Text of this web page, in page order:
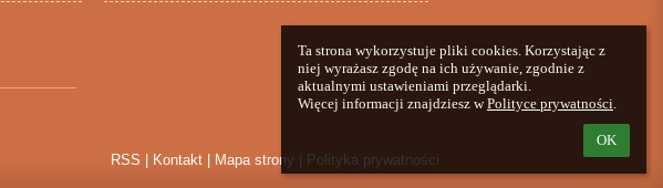
Ta strona wykorzystuje pliki cookies. Korzystając z
niej wyrażasz zgodę na ich używanie, zgodnie z
aktualnymi ustawieniami przeglądarki.
Więcej informacji znajdziesz w Polityce prywatności.
OK
RSS Kontakt Mapa strony Polityka prywatności